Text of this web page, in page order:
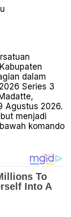
dalam
Series 3
Agustus 2026.
menjadi
komando